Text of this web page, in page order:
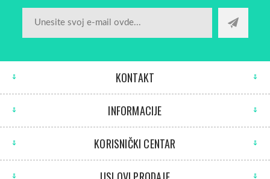
KONTAKT
INFORMACIJE
KORISNIČKI CENTAR